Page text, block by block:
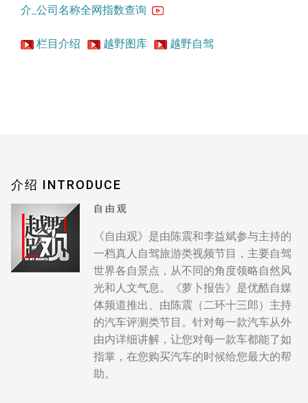
介_公司名称全网指数查询
栏目介绍 越野图库 越野自驾
介绍 INTRODUCE
自由观
《自由观》是由陈震和李益斌参与主持的
一档真人自驾旅游类视频节目，主要自驾
世界各自景点，从不同的角度领略自然风
光和人文气息。《萝卜报告》是优酷自媒
体频道推出、由陈震（二环十三郎）主持
的汽车评测类节目。针对每一款汽车从外
由内详细讲解，让您对每一款车都能了如
指掌，在您购买汽车的时候给您最大的帮
助。